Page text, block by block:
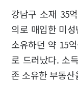
강남구 소재 35
의로 매입한 미
소유하던 약 15
로 드러났다. 소
존 소유한 부동